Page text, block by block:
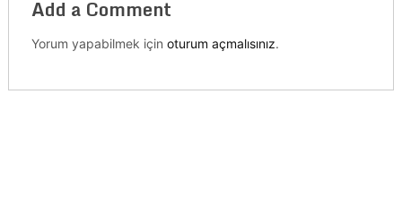
Add a Comment
Yorum yapabilmek için oturum açmalısınız.